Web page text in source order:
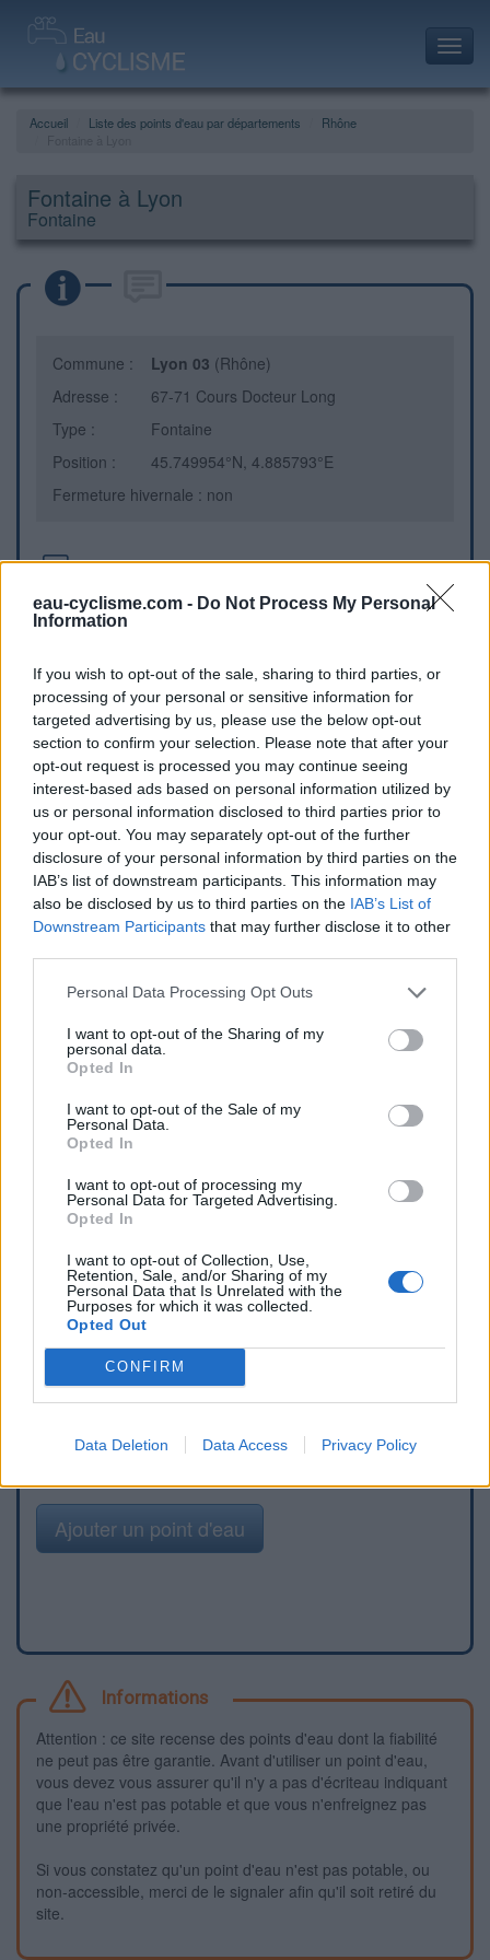
eau-cyclisme.com - Do Not Process My Personal
Information
If you wish to opt-out of the sale, sharing to third parties, or
processing of your personal or sensitive information for
targeted advertising by us, please use the below opt-out
section to confirm your selection. Please note that after your
opt-out request is processed you may continue seeing
interest-based ads based on personal information utilized by
us or personal information disclosed to third parties prior to
your opt-out. You may separately opt-out of the further
disclosure of your personal information by third parties on the
IAB’s list of downstream participants. This information may
also be disclosed by us to third parties on the IAB’s List of
Downstream Participants that may further disclose it to other
Personal Data Processing Opt Outs
I want to opt-out of the Sharing of my
personal data.
Opted In
I want to opt-out of the Sale of my
Personal Data.
Opted In
I want to opt-out of processing my
Personal Data for Targeted Advertising.
Opted In
I want to opt-out of Collection, Use,
Retention, Sale, and/or Sharing of my
Personal Data that Is Unrelated with the
Purposes for which it was collected.
Opted Out
CONFIRM
Data Deletion Data Access Privacy Policy
Accueil Liste des points d'eau par départements
Rhône
Fontaine à Lyon
Fontaine
Commune : Lyon 03 (Rhône)
Adresse :
67-71 Cours Docteur Long
Type :
Fontaine
Position :
45.749954°N, 4.885793°E
Fermeture hivernale : non
Sur la rue du Dr Long, au croisement de la rue Louise, côté
Repères visuels
Afficher la carte
Signaler une erreur
Ajouter un point d'eau
Informations
Attention : ce site recense des points d'eau dont la fiabilité
ne peut pas être garantie. Avant d'utiliser un point d'eau,
vous devez vous assurer qu'il n'y a pas d'écriteau indiquant
que l'eau n'est pas potable et que vous n'enfreignez pas
une propriété privée.
Si vous constatez qu'un point d'eau n'est pas potable, ou
non-accessible, merci de le signaler afin qu'il soit retiré du
site.